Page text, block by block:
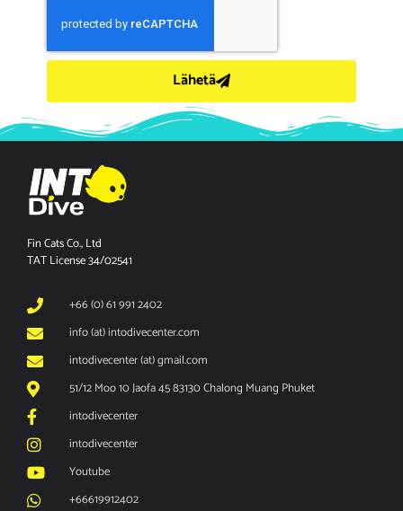
Lähetä
Fin Cats Co., Ltd
TAT License 34/02541
+66 (0) 61 991 2402
info (at) intodivecenter.com
intodivecenter (at) gmail.com
51/12 Moo 10 Jaofa 45 83130 Chalong Muang Phuket
intodivecenter
intodivecenter
Youtube
+66619912402